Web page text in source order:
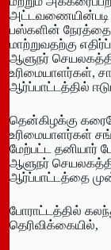
அட்டவணையின்படி
பஸ்களின் நேரத்தை
மாற்றுவதற்கு
ஆளுநர்
உரிமையாளர்கள்,
ஆர்ப்பாட்டத்தில்
தென்கிழக்கு
உரிமையாளர்கள்
மேற்பட்ட தனியார்
ஆளுநர்
ஆர்ப்பாட்டத்தை
போராட்டத்தில்
தெரிவிக்கையில்,